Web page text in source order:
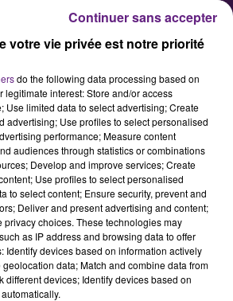
: interview avec
Shake Go
votre vie privée est notre priorité
do the following data processing based on
legitimate interest: Store and/or access
Use limited data to select advertising; Create
advertising; Use profiles to select personalised
performance; Measure content
audiences through statistics or combinations
Develop and improve services; Create
Use profiles to select personalised
to select content; Ensure security, prevent and
Deliver and present advertising and content;
privacy choices. These technologies may
as IP address and browsing data to offer
Identify devices based on information actively
data; Match and combine data from
different devices; Identify devices based on
Continuer sans accepter